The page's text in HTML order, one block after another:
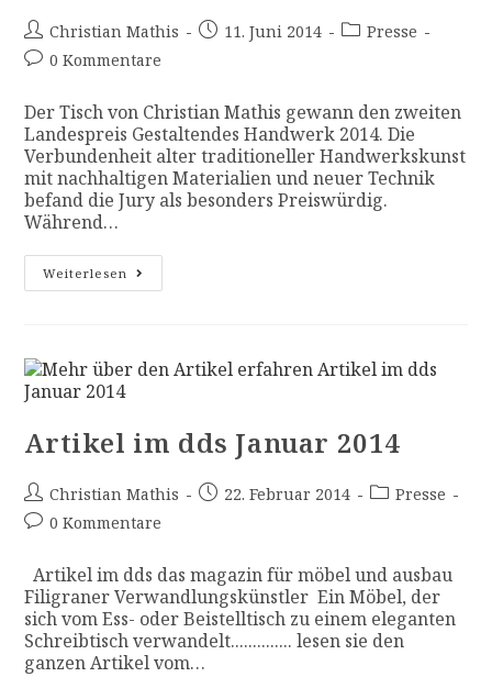
Christian Mathis 11. Juni 2014
Presse
0 Kommentare
Der Tisch von Christian Mathis gewann den zweiten
Landespreis Gestaltendes Handwerk 2014. Die
Verbundenheit alter traditioneller Handwerkskunst
mit nachhaltigen Materialien und neuer Technik
befand die Jury als besonders Preiswürdig.
Während…
Weiterlesen
Artikel im dds Januar 2014
Christian Mathis 22. Februar 2014
Presse
0 Kommentare
Artikel im dds das magazin für möbel und ausbau
Filigraner Verwandlungskünstler Ein Möbel, der
sich vom Ess- oder Beistelltisch zu einem eleganten
Schreibtisch verwandelt.............. lesen sie den
ganzen Artikel vom…